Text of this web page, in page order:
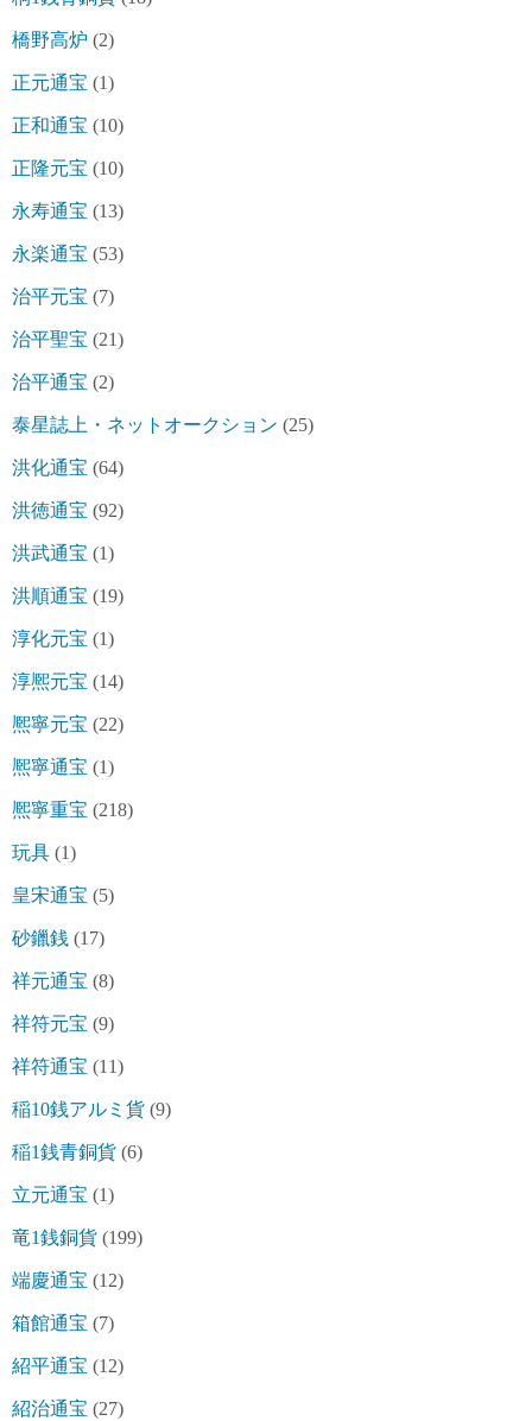
橋野高炉 (2)
正元通宝 (1)
正和通宝 (10)
正隆元宝 (10)
永寿通宝 (13)
永楽通宝 (53)
治平元宝 (7)
治平聖宝 (21)
治平通宝 (2)
泰星誌上・ネットオークション (25)
洪化通宝 (64)
洪徳通宝 (92)
洪武通宝 (1)
洪順通宝 (19)
淳化元宝 (1)
淳熈元宝 (14)
熈寧元宝 (22)
熈寧通宝 (1)
熈寧重宝 (218)
玩具 (1)
皇宋通宝 (5)
砂鑞銭 (17)
祥元通宝 (8)
祥符元宝 (9)
祥符通宝 (11)
稲10銭アルミ貨 (9)
稲1銭青銅貨 (6)
立元通宝 (1)
竜1銭銅貨 (199)
端慶通宝 (12)
箱館通宝 (7)
紹平通宝 (12)
紹治通宝 (27)